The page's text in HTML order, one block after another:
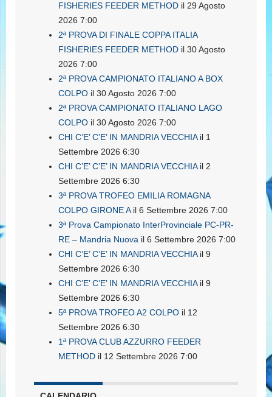
FISHERIES FEEDER METHOD il 29 Agosto
2026 7:00
2ª PROVA DI FINALE COPPA ITALIA
FISHERIES FEEDER METHOD il 30 Agosto
2026 7:00
2ª PROVA CAMPIONATO ITALIANO A BOX
COLPO il 30 Agosto 2026 7:00
2ª PROVA CAMPIONATO ITALIANO LAGO
COLPO il 30 Agosto 2026 7:00
CHI C’E’ C’E’ IN MANDRIA VECCHIAil 1
Settembre 2026 6:30
CHI C’E’ C’E’ IN MANDRIA VECCHIAil 2
Settembre 2026 6:30
3ª PROVA TROFEO EMILIA ROMAGNA
COLPO GIRONE Ail 6 Settembre 2026 7:00
3ª Prova Campionato InterProvinciale PC-PR-
RE – Mandria Nuova il 6 Settembre 2026 7:00
CHI C’E’ C’E’ IN MANDRIA VECCHIAil 9
Settembre 2026 6:30
CHI C’E’ C’E’ IN MANDRIA VECCHIAil 9
Settembre 2026 6:30
5ª PROVA TROFEO A2 COLPO il 12
Settembre 2026 6:30
1ª PROVA CLUB AZZURRO FEEDER
METHOD il 12 Settembre 2026 7:00